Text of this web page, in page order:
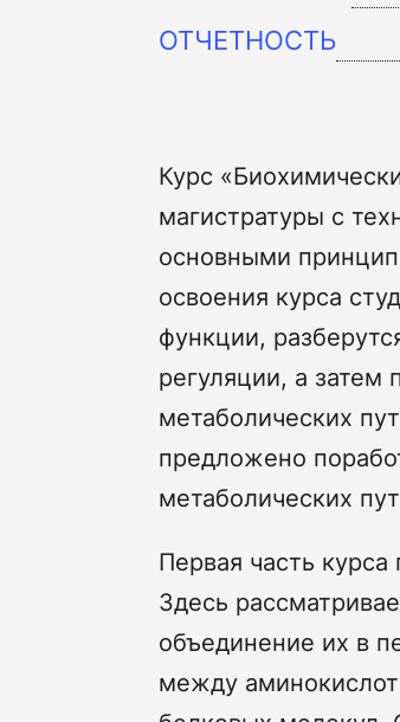
ОТЧЕТНОСТЬ
Курс
магистратуры с
основными
освоения курса
функции,
регуляции, а затем
метаболических
предложено
метаболических
Первая часть
Здесь
объединение их в
между